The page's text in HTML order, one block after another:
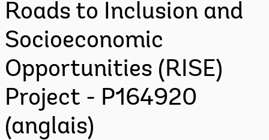
Roads to Inclusion and
Socioeconomic
Opportunities (RISE)
Project - P164920
(anglais)